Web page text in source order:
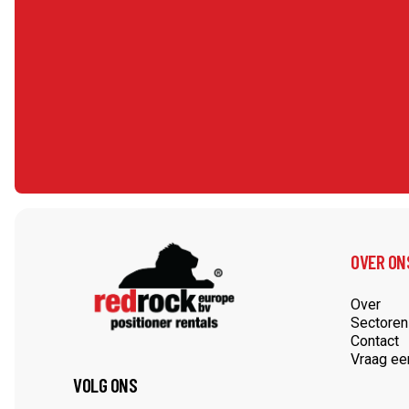
VOLG ONS
OVER
Over
Sectoren
Contact
Vraag